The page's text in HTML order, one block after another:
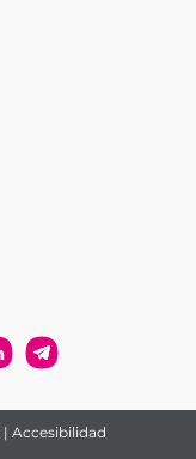
| Accesibilidad